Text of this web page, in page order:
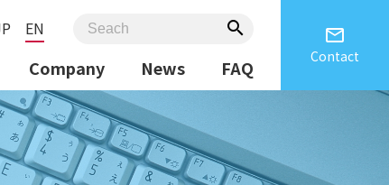
Company News FAQ
email
Contact
EN search